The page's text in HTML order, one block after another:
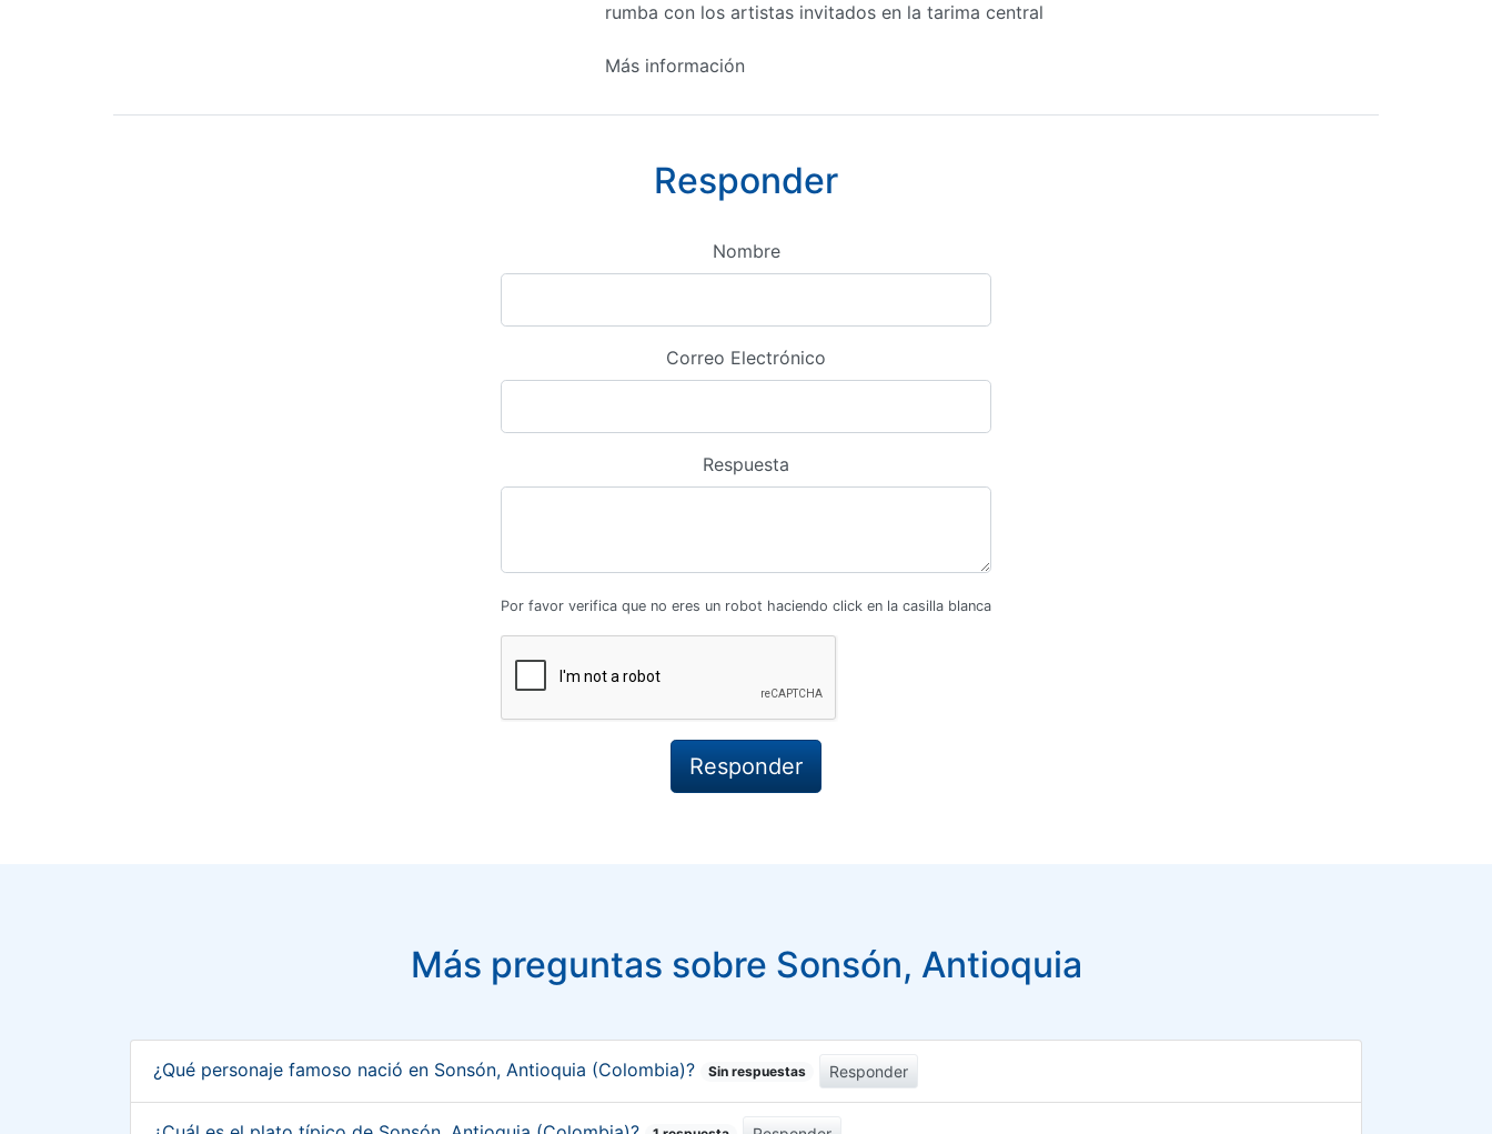
rumba con los artistas invitados en la tarima central
Más información
Responder
Nombre
Correo Electrónico
Respuesta
Por favor verifica que no eres un robot haciendo click en la casilla blanca
Más preguntas sobre Sonsón, Antioquia
¿Qué personaje famoso nació en Sonsón, Antioquia (Colombia)? Sin respuestas Responder